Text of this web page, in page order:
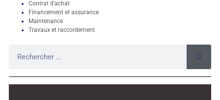
Contrat d'achat
Financement et assurance
Maintenance
Travaux et raccordement